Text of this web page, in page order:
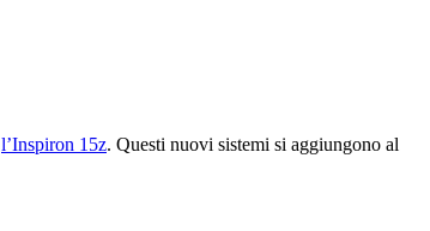
l’Inspiron 15z. Questi nuovi sistemi si aggiungono al